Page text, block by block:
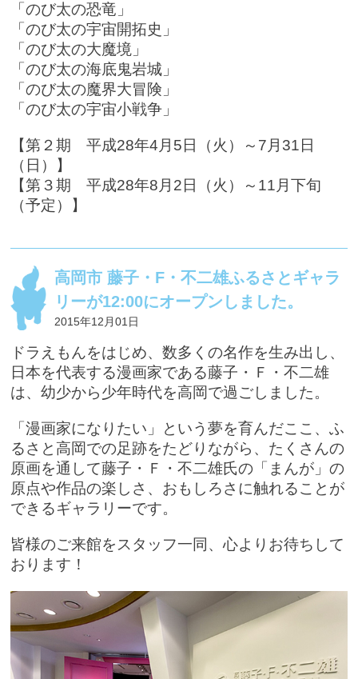
「のび太の恐竜」
「のび太の宇宙開拓史」
「のび太の大魔境」
「のび太の海底鬼岩城」
「のび太の魔界大冒険」
「のび太の宇宙小戦争」
【第２期 平成28年4月5日（火）～7月31日
（日）】
【第３期 平成28年8月2日（火）～11月下旬
（予定）】
高岡市 藤子・F・不二雄ふるさとギャラ
リーが12:00にオープンしました。
2015年12月01日
ドラえもんをはじめ、数多くの名作を生み出し、
日本を代表する漫画家である藤子・Ｆ・不二雄
は、幼少から少年時代を高岡で過ごしました。
「漫画家になりたい」という夢を育んだここ、ふ
るさと高岡での足跡をたどりながら、たくさんの
原画を通して藤子・Ｆ・不二雄氏の「まんが」の
原点や作品の楽しさ、おもしろさに触れることが
できるギャラリーです。
皆様のご来館をスタッフ一同、心よりお待ちして
おります！